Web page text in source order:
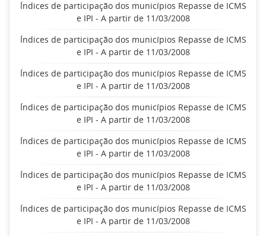
Índices de participação dos municípios Repasse de ICMS
e IPI - A partir de 11/03/2008
Índices de participação dos municípios Repasse de ICMS
e IPI - A partir de 11/03/2008
Índices de participação dos municípios Repasse de ICMS
e IPI - A partir de 11/03/2008
Índices de participação dos municípios Repasse de ICMS
e IPI - A partir de 11/03/2008
Índices de participação dos municípios Repasse de ICMS
e IPI - A partir de 11/03/2008
Índices de participação dos municípios Repasse de ICMS
e IPI - A partir de 11/03/2008
Índices de participação dos municípios Repasse de ICMS
e IPI - A partir de 11/03/2008